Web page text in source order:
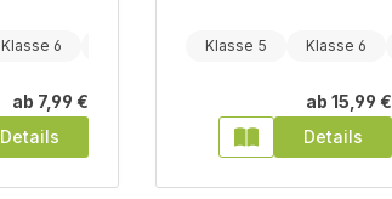
Klasse 6
ab 7,99 €
Details
Klasse 5 Klasse 6
ab 15,99 €
Details